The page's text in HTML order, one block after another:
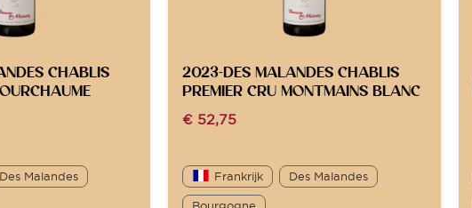
CHABLIS
Des Malandes
2023-DES MALANDES CHABLIS
PREMIER CRU MONTMAINS BLANC
€ 52,75
Frankrijk Des Malandes